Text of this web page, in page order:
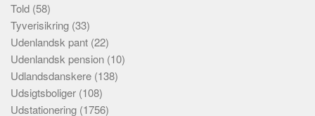
Told (58)
Tyverisikring (33)
Udenlandsk pant (22)
Udenlandsk pension (10)
Udlandsdanskere (138)
Udsigtsboliger (108)
Udstationering (1756)